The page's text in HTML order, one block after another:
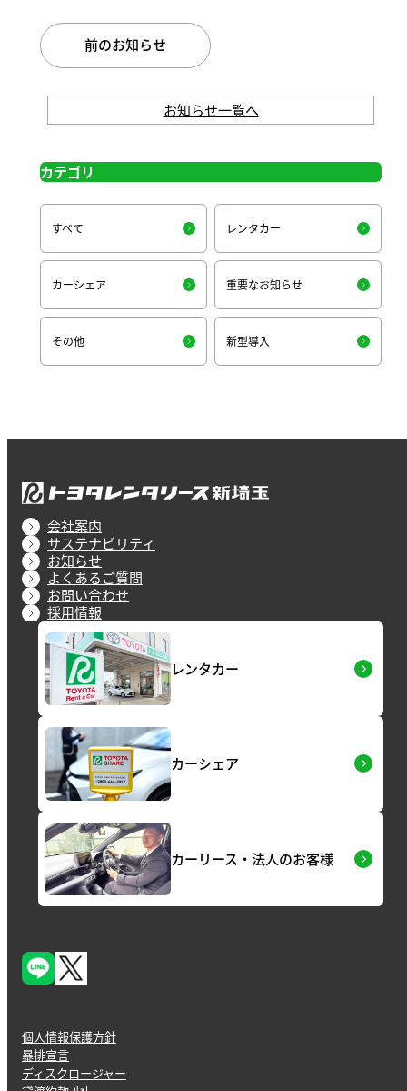
前のお知らせ
お知らせ一覧へ
カテゴリ
すべて レンタカー
カーシェア 重要なお知らせ
その他 新型導入
会社案内
サステナビリティ
お知らせ
よくあるご質問
お問い合わせ
採用情報
レンタカー
カーシェア
カーリース・法人のお客様
個人情報保護方針
暴排宣言
ディスクロージャー